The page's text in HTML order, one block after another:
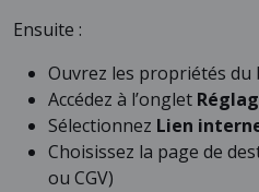
Ensuite :
Ouvrez les propriétés du
Accédez à l’onglet
Sélectionnez Lien
Choisissez la page de
ou CGV)